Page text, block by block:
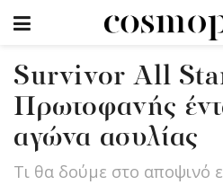
Survivor All
Πρωτοφανής
αγώνα ασυλίας
Τι θα δούμε στο αποψινό